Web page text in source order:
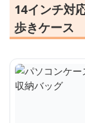
14インチ対
歩きケース